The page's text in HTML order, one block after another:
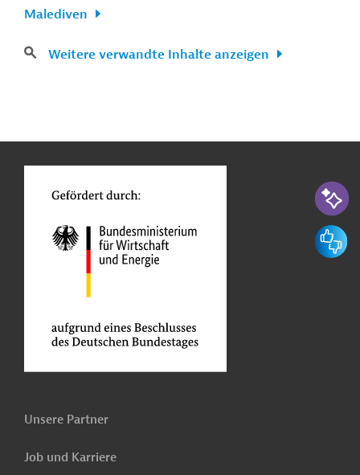
Malediven
Weitere verwandte Inhalte anzeigen
Unsere Partner
Job und Karriere
KI-